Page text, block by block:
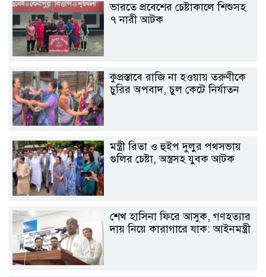
ভারতে প্রবেশের চেষ্টাকালে শিশুসহ
৭ নারী আটক
কুপ্রস্তাবে রাজি না হওয়ায় তরুণীকে
চুরির অপবাদ, চুল কেটে নির্যাতন
মন্ত্রী রিতা ও হুইপ দুলুর পথসভায়
গুলির চেষ্টা, অস্ত্রসহ যুবক আটক
শেখ হাসিনা ফিরে আসুক, গণহত্যার
দায় নিয়ে কারাগারে যাক: আইনমন্ত্রী